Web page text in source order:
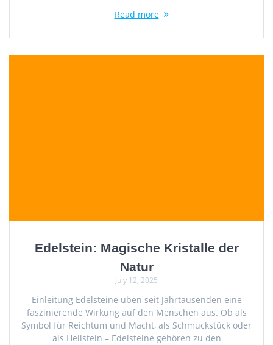
Read more
Edelstein: Magische Kristalle der
Natur
July 12, 2025
Einleitung Edelsteine üben seit Jahrtausenden eine
faszinierende Wirkung auf den Menschen aus. Ob als
Symbol für Reichtum und Macht, als Schmuckstück oder
als Heilstein – Edelsteine gehören zu den